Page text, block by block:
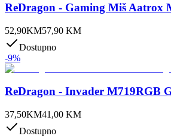
ReDragon - Gaming Miš Aatrox
52,90KM57,90 KM
Dostupno
-9%
ReDragon - Invader M719RGB
37,50KM41,00 KM
Dostupno